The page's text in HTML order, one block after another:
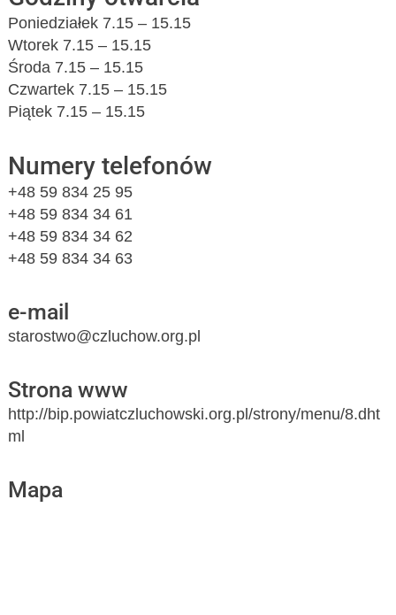
Poniedziałek 7.15 – 15.15
Wtorek 7.15 – 15.15
Środa 7.15 – 15.15
Czwartek 7.15 – 15.15
Piątek 7.15 – 15.15
Numery telefonów
+48 59 834 25 95
+48 59 834 34 61
+48 59 834 34 62
+48 59 834 34 63
e-mail
starostwo@czluchow.org.pl
Strona www
http://bip.powiatczluchowski.org.pl/strony/menu/8.dht
ml
Mapa